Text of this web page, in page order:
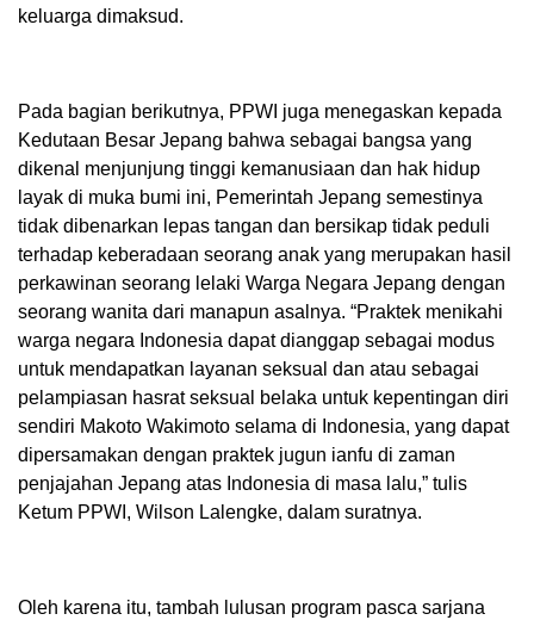
keluarga dimaksud.
Pada bagian berikutnya, PPWI juga menegaskan kepada
Kedutaan Besar Jepang bahwa sebagai bangsa yang
dikenal menjunjung tinggi kemanusiaan dan hak hidup
layak di muka bumi ini, Pemerintah Jepang semestinya
tidak dibenarkan lepas tangan dan bersikap tidak peduli
terhadap keberadaan seorang anak yang merupakan hasil
perkawinan seorang lelaki Warga Negara Jepang dengan
seorang wanita dari manapun asalnya. “Praktek menikahi
warga negara Indonesia dapat dianggap sebagai modus
untuk mendapatkan layanan seksual dan atau sebagai
pelampiasan hasrat seksual belaka untuk kepentingan diri
sendiri Makoto Wakimoto selama di Indonesia, yang dapat
dipersamakan dengan praktek jugun ianfu di zaman
penjajahan Jepang atas Indonesia di masa lalu,” tulis
Ketum PPWI, Wilson Lalengke, dalam suratnya.
Oleh karena itu, tambah lulusan program pasca sarjana